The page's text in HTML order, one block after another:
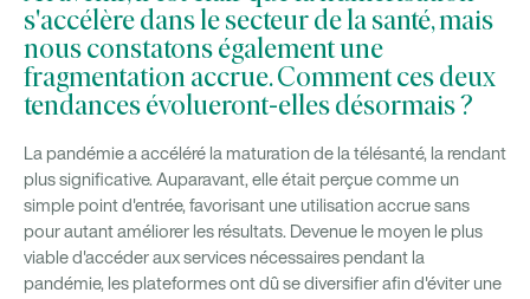
s'accélère dans le secteur de la santé, mais
nous constatons également une
fragmentation accrue. Comment ces deux
tendances évolueront-elles désormais ?
La pandémie a accéléré la maturation de la télésanté, la rendant
plus significative. Auparavant, elle était perçue comme un
simple point d'entrée, favorisant une utilisation accrue sans
pour autant améliorer les résultats. Devenue le moyen le plus
viable d'accéder aux services nécessaires pendant la
pandémie, les plateformes ont dû se diversifier afin d'éviter une